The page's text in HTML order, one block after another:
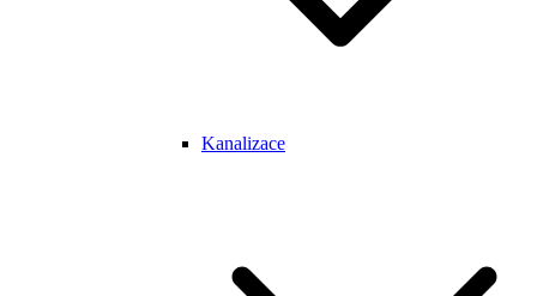
Kanalizace